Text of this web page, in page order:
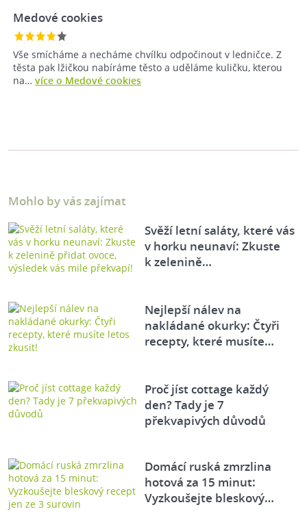
Medové cookies
Vše smícháme a necháme chvílku odpočinout v ledničce. Z
těsta pak lžičkou nabíráme těsto a uděláme kuličku, kterou
na… více o Medové cookies
Mohlo by vás zajímat
Svěží letní saláty, které vás
v horku neunaví: Zkuste
k zelenině…
Nejlepší nálev na
nakládané okurky: Čtyři
recepty, které musíte…
Proč jíst cottage každý
den? Tady je 7
překvapivých důvodů
Domácí ruská zmrzlina
hotová za 15 minut:
Vyzkoušejte bleskový…